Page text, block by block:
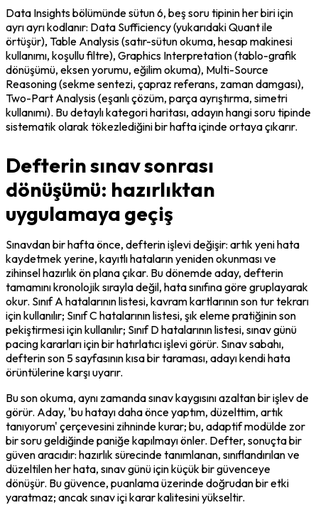
Data Insights bölümünde sütun 6, beş soru tipinin her biri için
ayrı ayrı kodlanır: Data Sufficiency (yukarıdaki Quant ile
örtüşür), Table Analysis (satır-sütun okuma, hesap makinesi
kullanımı, koşullu filtre), Graphics Interpretation (tablo-grafik
dönüşümü, eksen yorumu, eğilim okuma), Multi-Source
Reasoning (sekme sentezi, çapraz referans, zaman damgası),
Two-Part Analysis (eşanlı çözüm, parça ayrıştırma, simetri
kullanımı). Bu detaylı kategori haritası, adayın hangi soru tipinde
sistematik olarak tökezlediğini bir hafta içinde ortaya çıkarır.
Defterin sınav sonrası
dönüşümü: hazırlıktan
uygulamaya geçiş
Sınavdan bir hafta önce, defterin işlevi değişir: artık yeni hata
kaydetmek yerine, kayıtlı hataların yeniden okunması ve
zihinsel hazırlık ön plana çıkar. Bu dönemde aday, defterin
tamamını kronolojik sırayla değil, hata sınıfına göre gruplayarak
okur. Sınıf A hatalarının listesi, kavram kartlarının son tur tekrarı
için kullanılır; Sınıf C hatalarının listesi, şık eleme pratiğinin son
pekiştirmesi için kullanılır; Sınıf D hatalarının listesi, sınav günü
pacing kararları için bir hatırlatıcı işlevi görür. Sınav sabahı,
defterin son 5 sayfasının kısa bir taraması, adayı kendi hata
örüntülerine karşı uyarır.
Bu son okuma, aynı zamanda sınav kaygısını azaltan bir işlev de
görür. Aday, 'bu hatayı daha önce yaptım, düzelttim, artık
tanıyorum' çerçevesini zihninde kurar; bu, adaptif modülde zor
bir soru geldiğinde paniğe kapılmayı önler. Defter, sonuçta bir
güven aracıdır: hazırlık sürecinde tanımlanan, sınıflandırılan ve
düzeltilen her hata, sınav günü için küçük bir güvenceye
dönüşür. Bu güvence, puanlama üzerinde doğrudan bir etki
yaratmaz; ancak sınav içi karar kalitesini yükseltir.